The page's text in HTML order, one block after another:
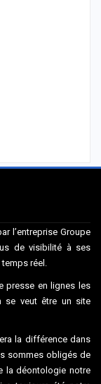
l’entreprise Groupe
de visibilité à ses
temps réel.
presse en lignes les
se veut être un site
la différence dans
sommes obligés de
la déontologie notre